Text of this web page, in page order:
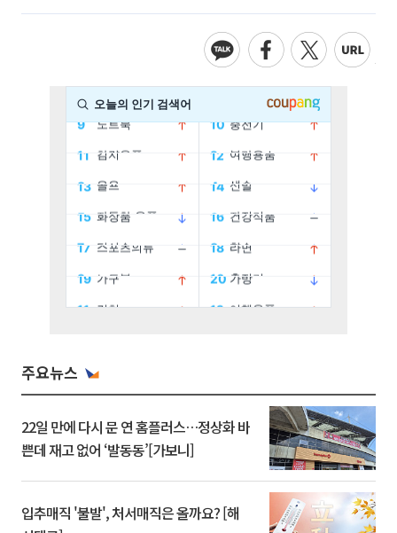
주요뉴스
22일 만에 다시 문 연 홈플러스…정상화 바
쁜데 재고 없어 ‘발동동’[가보니]
입추매직 '불발', 처서매직은 올까요? [해